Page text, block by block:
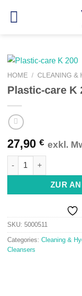
HOME / CLEANING &
Plastic-care K
27,90 € exkl.
Plastic-care K 200
ZUR
SKU: 5000511
Categories: Cleaning &
Cleansers